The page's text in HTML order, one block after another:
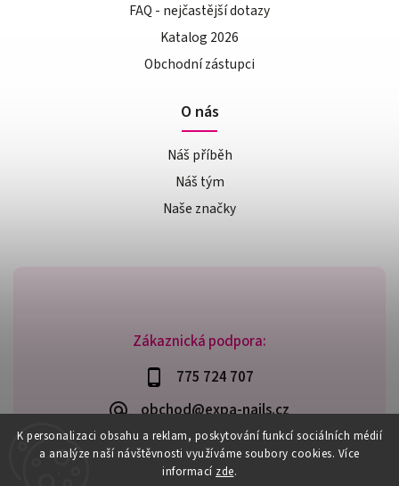
K personalizaci obsahu a reklam, poskytování funkcí sociálních médií
a analýze naší návštěvnosti využíváme soubory cookies. Více
informací zde.
Zákaznická podpora:
775 724 707
obchod@expa-nails.cz
FAQ - nejčastější dotazy
Katalog 2026
Obchodní zástupci
O nás
Náš příběh
Náš tým
Naše značky